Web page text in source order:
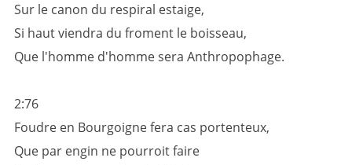
Sur le canon du respiral estaige,
Si haut viendra du froment le boisseau,
Que l'homme d'homme sera Anthropophage.
2:76
Foudre en Bourgoigne fera cas portenteux,
Que par engin ne pourroit faire